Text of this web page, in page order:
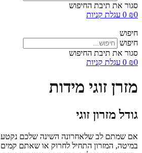
סגור את תיבת החיפוש
₪0
0 עגלת קניות
חיפוש
חיפוש
סגור את תיבת החיפוש
₪0
0 עגלת קניות
מזרן זוגי מידות
גודל מזרון זוגי
אם שמתם לב שלאחרונה השינה שלכם
במיטה, המזרון התחיל לחרוק או שאתם קמים